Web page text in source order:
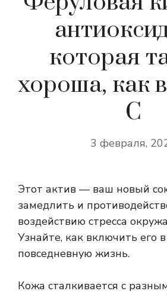
которая
хороша, как
С
3 февраля,
Этот актив — ваш новый
замедлить и
воздействию стресса
Узнайте, как включить его
повседневную жизнь.
Кожа сталкивается с